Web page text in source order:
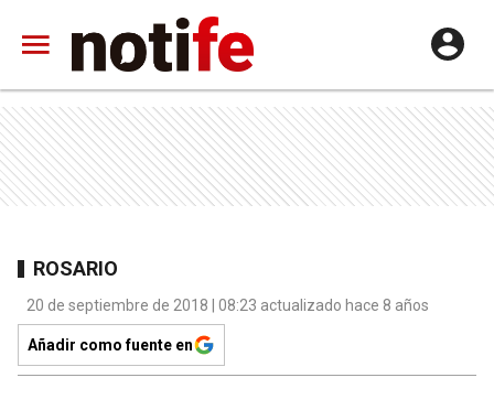
ROSARIO
20 de septiembre de 2018 | 08:23 actualizado hace 8 años
Añadir como fuente en